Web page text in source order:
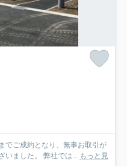
でご成約となり、無事お取引が
いました。 弊社では... もっと見